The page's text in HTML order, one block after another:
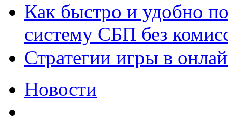
Как быстро и удобно
систему СБП без
Стратегии игры в
Новости